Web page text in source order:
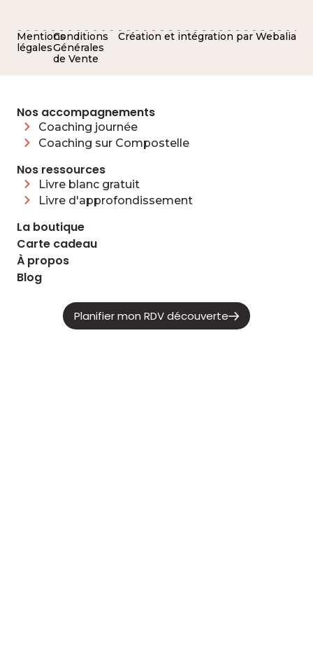
Mentions
légales
Conditions
Générales
de Vente
Création et intégration par Webalia
Nos accompagnements
Coaching journée
Coaching sur Compostelle
Nos ressources
Livre blanc gratuit
Livre d'approfondissement
La boutique
Carte cadeau
À propos
Blog
Planifier mon RDV découverte